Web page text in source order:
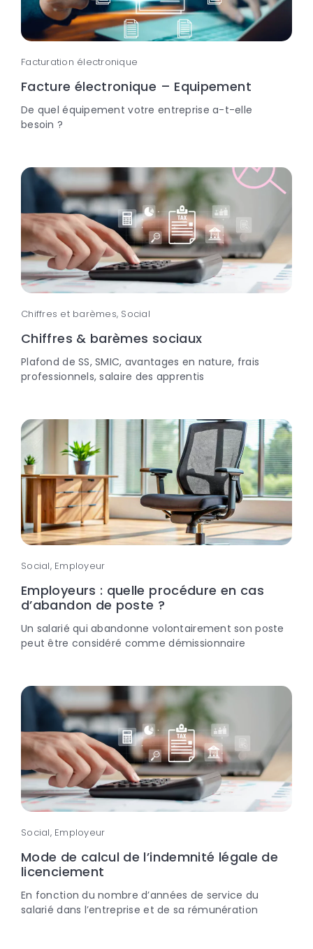
Facturation électronique
Facture électronique – Equipement
De quel équipement votre entreprise a-t-elle
besoin ?
Chiffres et barèmes, Social
Chiffres & barèmes sociaux
Plafond de SS, SMIC, avantages en nature, frais
professionnels, salaire des apprentis
Social, Employeur
Employeurs : quelle procédure en cas
d’abandon de poste ?
Un salarié qui abandonne volontairement son poste
peut être considéré comme démissionnaire
Social, Employeur
Mode de calcul de l’indemnité légale de
licenciement
En fonction du nombre d’années de service du
salarié dans l’entreprise et de sa rémunération